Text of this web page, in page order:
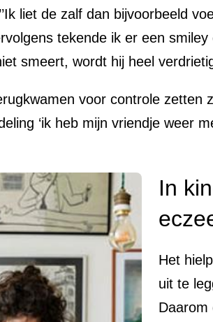
liet de zalf dan bijvoorbeeld
tekende ik er een smiley
smeert, wordt hij heel
voor controle zetten
‘ik heb mijn vriendje weer
In
Het
uit te
Daarom